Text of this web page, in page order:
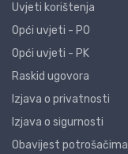
Uvjeti korištenja
Opći uvjeti - PO
Opći uvjeti - PK
Raskid ugovora
Izjava o privatnosti
Izjava o sigurnosti
Obavijest potrošačima